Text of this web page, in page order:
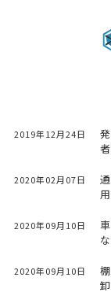
2019年12月24日
2020年02月07日
2020年09月10日
2020年09月10日